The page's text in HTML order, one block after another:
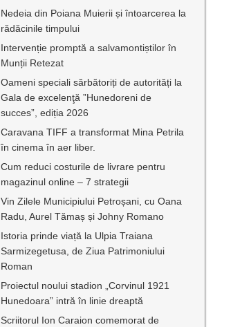
Nedeia din Poiana Muierii și întoarcerea la
rădăcinile timpului
Intervenție promptă a salvamontiștilor în
Munții Retezat
Oameni speciali sărbătoriți de autorități la
Gala de excelenţă ”Hunedoreni de
succes”, ediția 2026
Caravana TIFF a transformat Mina Petrila
în cinema în aer liber.
Cum reduci costurile de livrare pentru
magazinul online – 7 strategii
Vin Zilele Municipiului Petroșani, cu Oana
Radu, Aurel Tămaș și Johny Romano
Istoria prinde viață la Ulpia Traiana
Sarmizegetusa, de Ziua Patrimoniului
Roman
Proiectul noului stadion „Corvinul 1921
Hunedoara” intră în linie dreaptă
Scriitorul Ion Caraion comemorat de